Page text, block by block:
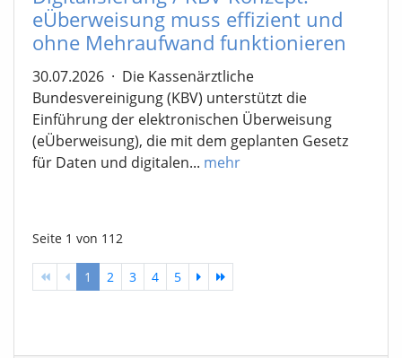
eÜberweisung muss effizient und
ohne Mehraufwand funktionieren
30.07.2026 · Die Kassenärztliche
Bundesvereinigung (KBV) unterstützt die
Einführung der elektronischen Überweisung
(eÜberweisung), die mit dem geplanten Gesetz
für Daten und digitalen... mehr
Seite 1 von 112
1 2 3 4 5